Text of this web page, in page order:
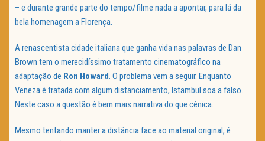
– e durante grande parte do tempo/filme nada a apontar, para lá da
bela homenagem a Florença.
A renascentista cidade italiana que ganha vida nas palavras de Dan
Brown tem o merecidíssimo tratamento cinematográfico na
adaptação de Ron Howard. O problema vem a seguir. Enquanto
Veneza é tratada com algum distanciamento, Istambul soa a falso.
Neste caso a questão é bem mais narrativa do que cénica.
Mesmo tentando manter a distância face ao material original, é